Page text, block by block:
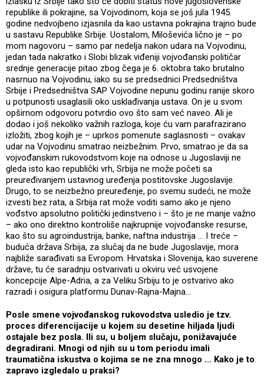
republike ili pokrajine, sa Vojvodinom, koja se još jula 1945.
godine nedvojbeno izjasnila da kao ustavna pokrajina trajno bude
u sastavu Republike Srbije. Uostalom, Miloševića lično je – po
mom nagovoru – samo par nedelja nakon udara na Vojvodinu,
jedan tada nakratko i Slobi blizak viđeniji vojvođanski političar
srednje generacije pitao zbog čega je 6. oktobra tako brutalno
nasrnuo na Vojvodinu, iako su se predsednici Predsedništva
Srbije i Predsedništva SAP Vojvodine nepunu godinu ranije skoro
u potpunosti usaglasili oko usklađivanja ustava. On je u svom
opširnom odgovoru potvrdio ovo što sam već naveo. Ali je
dodao i još nekoliko važnih razloga, koje ću vam parafrazirano
izložiti, zbog kojih je – uprkos pomenute saglasnosti – ovakav
udar na Vojvodinu smatrao neizbežnim. Prvo, smatrao je da sa
vojvođanskim rukovodstvom koje na odnose u Jugoslaviji ne
gleda isto kao republički vrh, Srbija ne može početi sa
preuređivanjem ustavnog uređenja postitovske Jugoslavije.
Drugo, to se neizbežno preuređenje, po svemu sudeći, ne može
izvesti bez rata, a Srbija rat može voditi samo ako je njeno
vođstvo apsolutno politički jedinstveno i – što je ne manje važno
– ako ono direktno kontroliše najkrupnije vojvođanske resurse,
kao što su agroindustrija, banke, naftna industrija … I treće –
buduća država Srbija, za slučaj da ne bude Jugoslavije, mora
najbliže sarađivati sa Evropom. Hrvatska i Slovenija, kao suverene
države, tu će saradnju ostvarivati u okviru već usvojene
koncepcije Alpe-Adria, a za Veliku Srbiju to je ostvarivo ako
razradi i osigura platformu Dunav-Rajna-Majna...
Posle smene vojvođanskog rukovodstva usledio je tzv.
proces diferencijacije u kojem su desetine hiljada ljudi
ostajale bez posla. Ili su, u boljem slučaju, ponižavajuće
degradirani. Mnogi od njih su u tom periodu imali
traumatična iskustva o kojima se ne zna mnogo ... Kako je to
zapravo izgledalo u praksi?